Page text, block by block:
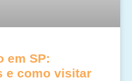
em SP:
e como visitar